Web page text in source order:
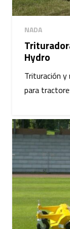
NADA
Hydro
Trituración
para